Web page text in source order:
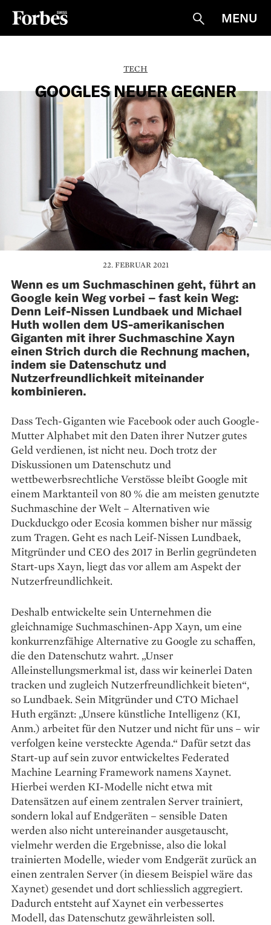
Suche
MENU
TECH
GOOGLES NEUER GEGNER
22. FEBRUAR 2021
Wenn es um Suchmaschinen geht, führt an
Google kein Weg vorbei – fast kein Weg:
Denn Leif-Nissen Lundbaek und Michael
Huth wollen dem US-amerikanischen
Giganten mit ihrer Suchmaschine Xayn
einen Strich durch die Rechnung machen,
indem sie Datenschutz und
Nutzerfreundlichkeit miteinander
kombinieren.
Dass Tech-Giganten wie Facebook oder auch Google-
Mutter Alphabet mit den Daten ihrer Nutzer gutes
Geld verdienen, ist nicht neu. Doch trotz der
Diskussionen um Datenschutz und
wettbewerbsrechtliche Verstösse bleibt Google mit
einem Marktanteil von 80 % die am meisten genutzte
Suchmaschine der Welt – Alternativen wie
Duckduckgo oder Ecosia kommen bisher nur mässig
zum Tragen. Geht es nach Leif-Nissen Lundbaek,
Mitgründer und CEO des 2017 in Berlin gegründeten
Start-ups Xayn, liegt das vor allem am Aspekt der
Nutzerfreundlichkeit.
Deshalb entwickelte sein Unternehmen die
gleichnamige Such­maschinen-App Xayn, um eine
konkurrenzfähige Alternative zu Google zu schaffen,
die den Datenschutz wahrt. „Unser
Alleinstellungsmerkmal ist, dass wir keinerlei Daten
tracken und zugleich Nutzerfreundlichkeit bieten“,
so Lundbaek. Sein Mitgründer und CTO Michael
Huth ergänzt: „Unsere künstliche Intelligenz (KI,
Anm.) arbeitet für den Nutzer und nicht für uns – wir
verfolgen keine versteckte Agenda.“ Dafür setzt das
Start-up auf sein zuvor entwickeltes Federated
Machine Lear­ning Framework namens Xaynet.
Hierbei werden KI-Modelle nicht etwa mit
Datensätzen auf einem zentralen Server trainiert,
sondern lokal auf Endgeräten – sensible Daten
werden also nicht untereinander ausgetauscht,
vielmehr werden die Ergebnisse, also die lokal
trainierten Modelle, wieder vom Endgerät zurück an
einen zentralen Server (in diesem Beispiel wäre das
Xaynet) ­gesendet und dort schliesslich aggregiert.
Dadurch entsteht auf Xaynet ein verbessertes
Modell, das Datenschutz gewährleisten soll.